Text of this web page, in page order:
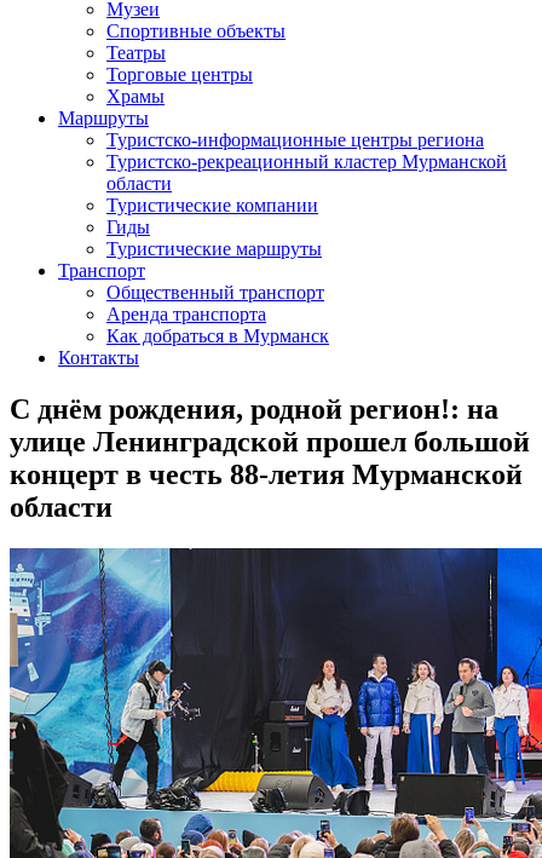
Музеи
Спортивные объекты
Театры
Торговые центры
Храмы
Маршруты
Туристско-информационные центры региона
Туристско-рекреационный кластер Мурманской
области
Туристические компании
Гиды
Туристические маршруты
Транспорт
Общественный транспорт
Аренда транспорта
Как добраться в Мурманск
Контакты
С днём рождения, родной регион!: на
улице Ленинградской прошел большой
концерт в честь 88-летия Мурманской
области